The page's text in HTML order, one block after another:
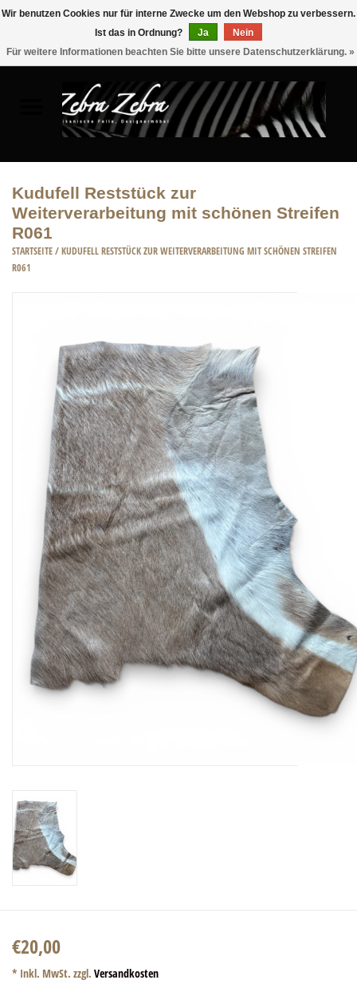
MÖBEL
WOHNACCESSOIRES
ACCESSOIRE
Kudufell Reststück zur
Weiterverarbeitung mit schönen Streifen
R061
STARTSEITE/KUDUFELL RESTSTÜCK ZUR WEITERVERARBEITUNG MIT SCHÖNEN STREIFEN
R061
€20,00
* Inkl. MwSt. zzgl. Versandkosten
Wir benutzen Cookies nur für interne Zwecke um den Webshop zu verbessern.
Ist das in Ordnung?
Ja
Nein
Für weitere Informationen beachten Sie bitte unsere Datenschutzerklärung. »